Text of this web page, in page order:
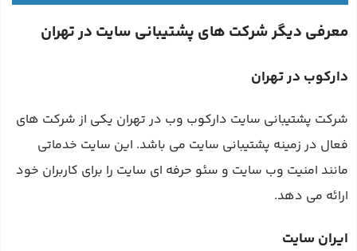
معرفی دیگر شرکت‌ های پشتیبانی سایت در تهران
دارکوب در تهران
شرکت پشتیبانی سایت دارکوب وب در تهران یکی از شرکت‌ های
فعال در زمینه پشتیبانی سایت می‌ باشد. این سایت خدماتی
مانند امنیت وب سایت و سئو حرفه ای سایت را برای کاربران خود
ارائه می‌ دهد.
ایران سایت